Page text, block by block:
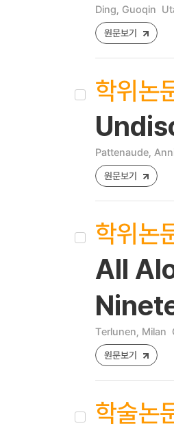
Ding, Guoqin
원문보기
학위논
Pattenaude,
원문보기
학위논
All
Terlunen, Milan
원문보기
학술논